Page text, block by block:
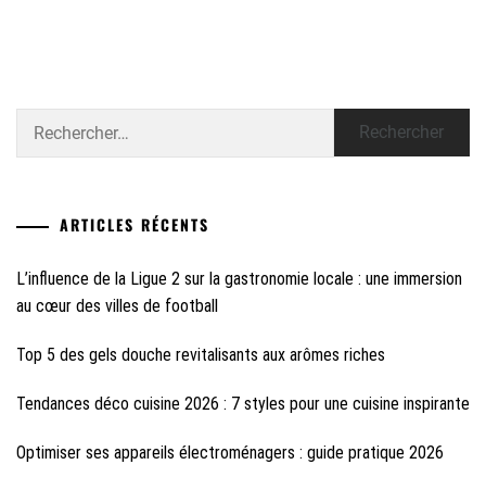
ARTICLES RÉCENTS
L’influence de la Ligue 2 sur la gastronomie locale : une immersion
au cœur des villes de football
Top 5 des gels douche revitalisants aux arômes riches
Tendances déco cuisine 2026 : 7 styles pour une cuisine inspirante
Optimiser ses appareils électroménagers : guide pratique 2026